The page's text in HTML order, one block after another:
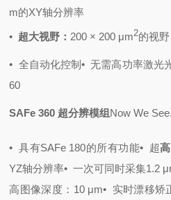
m的XY轴分辨率
• 超大视野： 200 × 200 μm2的视野
• 全自动化控制•无需高功率激光
60
SAFe 360 超分辨模组
•具有SAFe 180的所有功能• 超
YZ轴分辨率•一次可同时采集1.2
高图像深度：10 μm• 实时漂移矫
Now We